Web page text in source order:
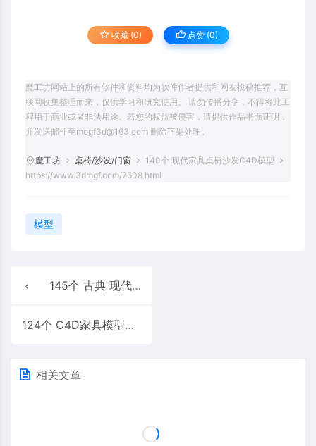
收藏 (0) 点赞 (0)
魔工坊网站上的所有软件和资料均为软件作者提供和网友投稿推荐，互
联网收集整理而来，仅供学习和研究使用。 请勿传播分享，不得将此工
程用于商业或者非法用途。若您的权益被侵害，请提供作品书面证明，
并发送邮件至mogf3d@163.com 删除下架处理。
魔工坊 桌椅/沙发/门窗
140个 现代家具桌椅沙发C4D模型
https://www.3dmgf.com/7608.html
模型
145个 古典 现代 家具模型
124个 C4D家具模型
相关文章